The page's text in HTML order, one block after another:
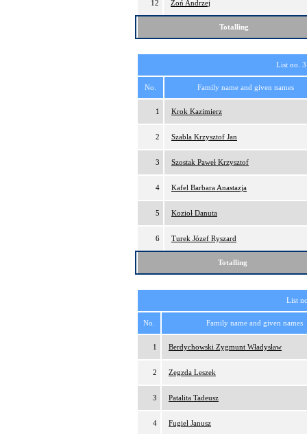
12 Zoń Andrzej
Totalling
List no.
No. Family name and given names
1 Krok Kazimierz
2 Szabla Krzysztof Jan
3 Szostak Paweł Krzysztof
4 Kafel Barbara Anastazja
5 Kozioł Danuta
6 Turek Józef Ryszard
Totalling
List
No. Family name and given names
1 Berdychowski Zygmunt Władysław
2 Zegzda Leszek
3 Patalita Tadeusz
4 Fugiel Janusz